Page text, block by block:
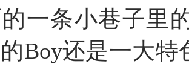
一条小巷子里
Boy还是一大